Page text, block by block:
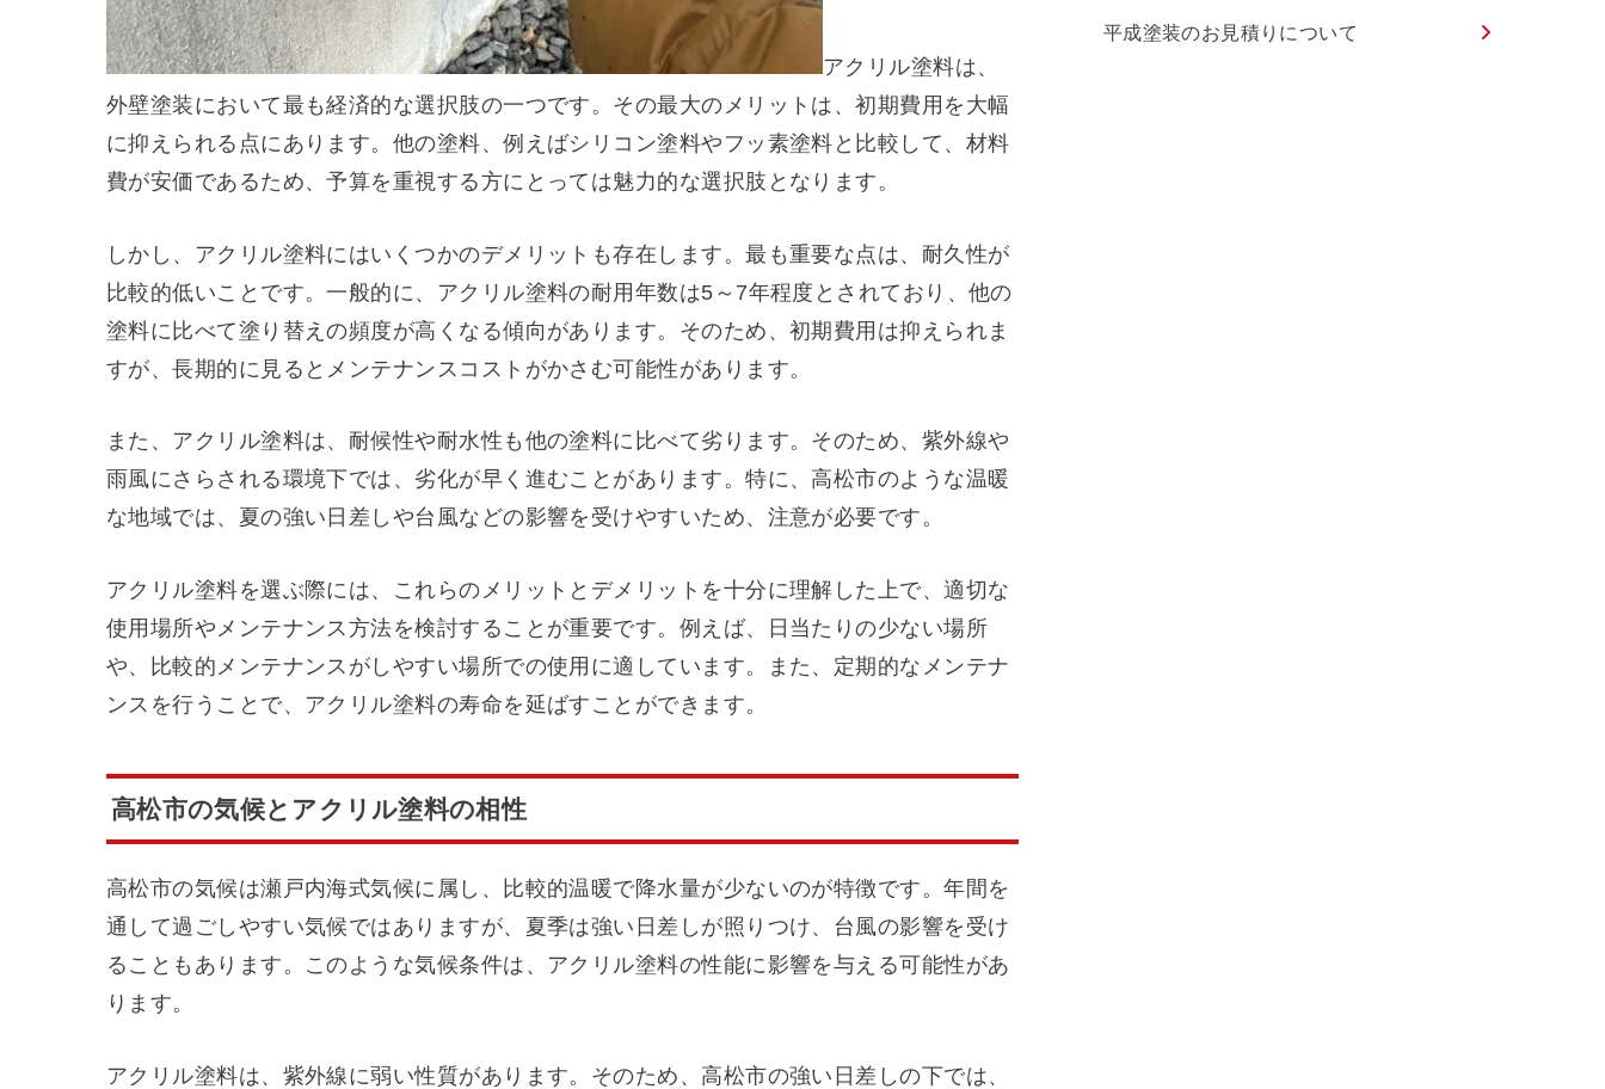
アクリル塗料は、
外壁塗装において最も経済的な選択肢の一つです。その最大のメリットは、初期費用を大幅
に抑えられる点にあります。他の塗料、例えばシリコン塗料やフッ素塗料と比較して、材料
費が安価であるため、予算を重視する方にとっては魅力的な選択肢となります。
しかし、アクリル塗料にはいくつかのデメリットも存在します。最も重要な点は、耐久性が
比較的低いことです。一般的に、アクリル塗料の耐用年数は5～7年程度とされており、他の
塗料に比べて塗り替えの頻度が高くなる傾向があります。そのため、初期費用は抑えられま
すが、長期的に見るとメンテナンスコストがかさむ可能性があります。
また、アクリル塗料は、耐候性や耐水性も他の塗料に比べて劣ります。そのため、紫外線や
雨風にさらされる環境下では、劣化が早く進むことがあります。特に、高松市のような温暖
な地域では、夏の強い日差しや台風などの影響を受けやすいため、注意が必要です。
アクリル塗料を選ぶ際には、これらのメリットとデメリットを十分に理解した上で、適切な
使用場所やメンテナンス方法を検討することが重要です。例えば、日当たりの少ない場所
や、比較的メンテナンスがしやすい場所での使用に適しています。また、定期的なメンテナ
ンスを行うことで、アクリル塗料の寿命を延ばすことができます。
高松市の気候とアクリル塗料の相性
高松市の気候は瀬戸内海式気候に属し、比較的温暖で降水量が少ないのが特徴です。年間を
通して過ごしやすい気候ではありますが、夏季は強い日差しが照りつけ、台風の影響を受け
ることもあります。このような気候条件は、アクリル塗料の性能に影響を与える可能性があ
ります。
アクリル塗料は、紫外線に弱い性質があります。そのため、高松市の強い日差しの下では、
平成塗装のお見積りについて